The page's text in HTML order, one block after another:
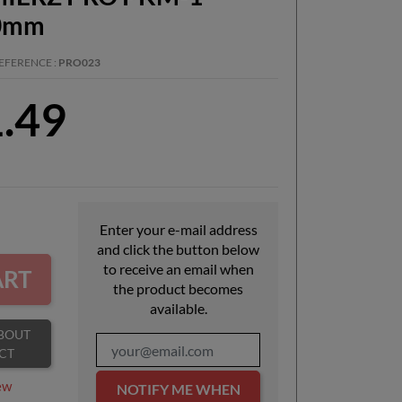
PRO023
Enter your e-mail address
and click the button below
to receive an email when
the product becomes
available.
NOTIFY ME WHEN